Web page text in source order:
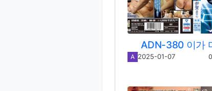
ADN-380 이가
A 2025-01-07 0